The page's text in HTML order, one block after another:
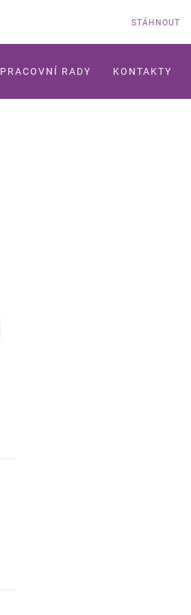
STÁHNOUT
PRACOVNÍ RADY KONTAKTY